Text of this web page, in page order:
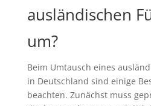
ausländischen
um?
Beim Umtausch eines
in Deutschland sind einige
beachten. Zunächst muss